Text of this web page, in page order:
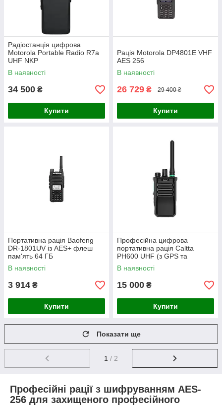
Радіостанція цифрова
Motorola Portable Radio R7a
UHF NKP
В наявності
34 500 ₴
Купити
Рація Motorola DP4801E VHF
AES 256
В наявності
26 729 ₴ 29 400 ₴
Купити
Портативна рація Baofeng
DR-1801UV із AES+ флеш
пам'ять 64 ГБ
В наявності
3 914 ₴
Купити
Професійна цифрова
портативна рація Caltta
PH600 UHF (з GPS та
Bluetooth)
В наявності
15 000 ₴
Купити
Показати ще
1 / 2
Професійні рації з шифруванням AES-
256 для захищеного професійного